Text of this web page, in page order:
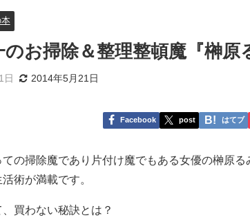
のお掃除＆整理整頓魔『榊原
日 2014年5月21日
Facebook post はてブ
の掃除魔であり片付け魔でもある女優の榊原
術が満載です。
買わない秘訣とは？